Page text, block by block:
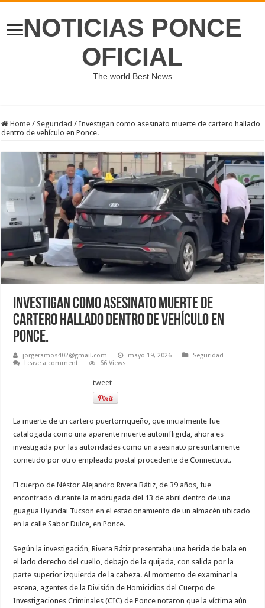
NOTICIAS PONCE
OFICIAL
The world Best News
Home / Seguridad / Investigan como asesinato muerte de cartero hallado
dentro de vehículo en Ponce.
Investigan como asesinato muerte de
cartero hallado dentro de vehículo en
Ponce.
jorgeramos402@gmail.com mayo 19, 2026
Seguridad
Leave a comment
66 Views
tweet
La muerte de un cartero puertorriqueño, que inicialmente fue
catalogada como una aparente muerte autoinfligida, ahora es
investigada por las autoridades como un asesinato presuntamente
cometido por otro empleado postal procedente de Connecticut.
El cuerpo de Néstor Alejandro Rivera Bátiz, de 39 años, fue
encontrado durante la madrugada del 13 de abril dentro de una
guagua Hyundai Tucson en el estacionamiento de un almacén ubicado
en la calle Sabor Dulce, en Ponce.
Según la investigación, Rivera Bátiz presentaba una herida de bala en
el lado derecho del cuello, debajo de la quijada, con salida por la
parte superior izquierda de la cabeza. Al momento de examinar la
escena, agentes de la División de Homicidios del Cuerpo de
Investigaciones Criminales (CIC) de Ponce notaron que la víctima aún